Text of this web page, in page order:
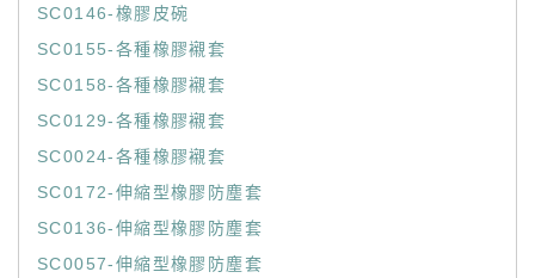
SC0146-橡膠皮碗
SC0155-各種橡膠襯套
SC0158-各種橡膠襯套
SC0129-各種橡膠襯套
SC0024-各種橡膠襯套
SC0172-伸縮型橡膠防塵套
SC0136-伸縮型橡膠防塵套
SC0057-伸縮型橡膠防塵套